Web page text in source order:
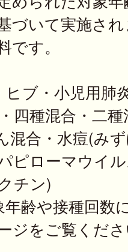
づいて実施さ
です。
ヒブ・小児用肺
四種混合・二種
混合・水痘(み
ピローマウイ
チン)
齢や接種回数
ジをご覧くだ